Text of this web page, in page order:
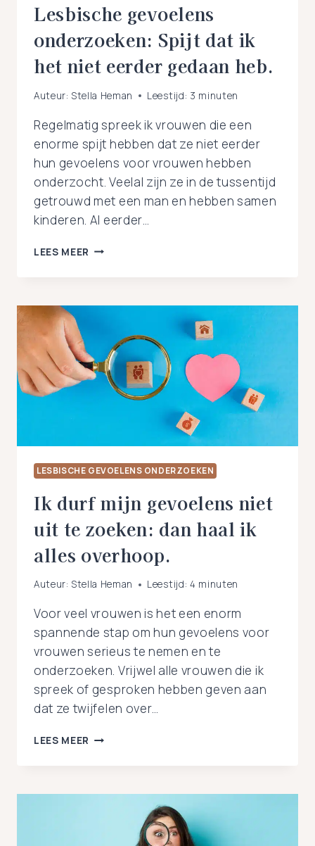
Lesbische gevoelens
onderzoeken: Spijt dat ik
het niet eerder gedaan heb.
Auteur: Stella Heman Leestijd: 3 minuten
Regelmatig spreek ik vrouwen die een
enorme spijt hebben dat ze niet eerder
hun gevoelens voor vrouwen hebben
onderzocht. Veelal zijn ze in de tussentijd
getrouwd met een man en hebben samen
kinderen. Al eerder…
LEES MEER LESBISCHE
DAT
NIET
EERDER
GEDAAN
LESBISCHE GEVOELENS ONDERZOEKEN
Ik durf mijn gevoelens niet
uit te zoeken: dan haal ik
alles overhoop.
Auteur: Stella Heman Leestijd: 4 minuten
Voor veel vrouwen is het een enorm
spannende stap om hun gevoelens voor
vrouwen serieus te nemen en te
onderzoeken. Vrijwel alle vrouwen die ik
spreek of gesproken hebben geven aan
dat ze twijfelen over…
LEES MEER
NIET